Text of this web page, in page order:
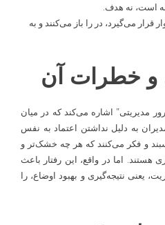
است، نه هدف.
می‌گیرد، در را باز می‌کنند و به
و خطرات آن
مدیریتی” اشاره می‌کند که در میان
به دلیل نداشتن اعتماد به نفس
و فکر می‌کنند که هر چه خشک‌تر و
هستند. اما در واقع، این رفتار باعث
یعنی نتیجه‌گیری و بهبود اوضاع، را